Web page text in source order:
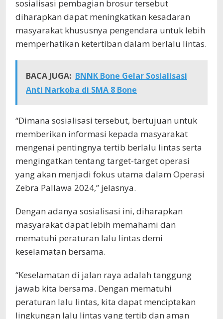
sosialisasi pembagian brosur tersebut
diharapkan dapat meningkatkan kesadaran
masyarakat khususnya pengendara untuk lebih
memperhatikan ketertiban dalam berlalu lintas.
BACA JUGA: BNNK Bone Gelar Sosialisasi
Anti Narkoba di SMA 8 Bone
“Dimana sosialisasi tersebut, bertujuan untuk
memberikan informasi kepada masyarakat
mengenai pentingnya tertib berlalu lintas serta
mengingatkan tentang target-target operasi
yang akan menjadi fokus utama dalam Operasi
Zebra Pallawa 2024,” jelasnya.
Dengan adanya sosialisasi ini, diharapkan
masyarakat dapat lebih memahami dan
mematuhi peraturan lalu lintas demi
keselamatan bersama.
“Keselamatan di jalan raya adalah tanggung
jawab kita bersama. Dengan mematuhi
peraturan lalu lintas, kita dapat menciptakan
lingkungan lalu lintas yang tertib dan aman